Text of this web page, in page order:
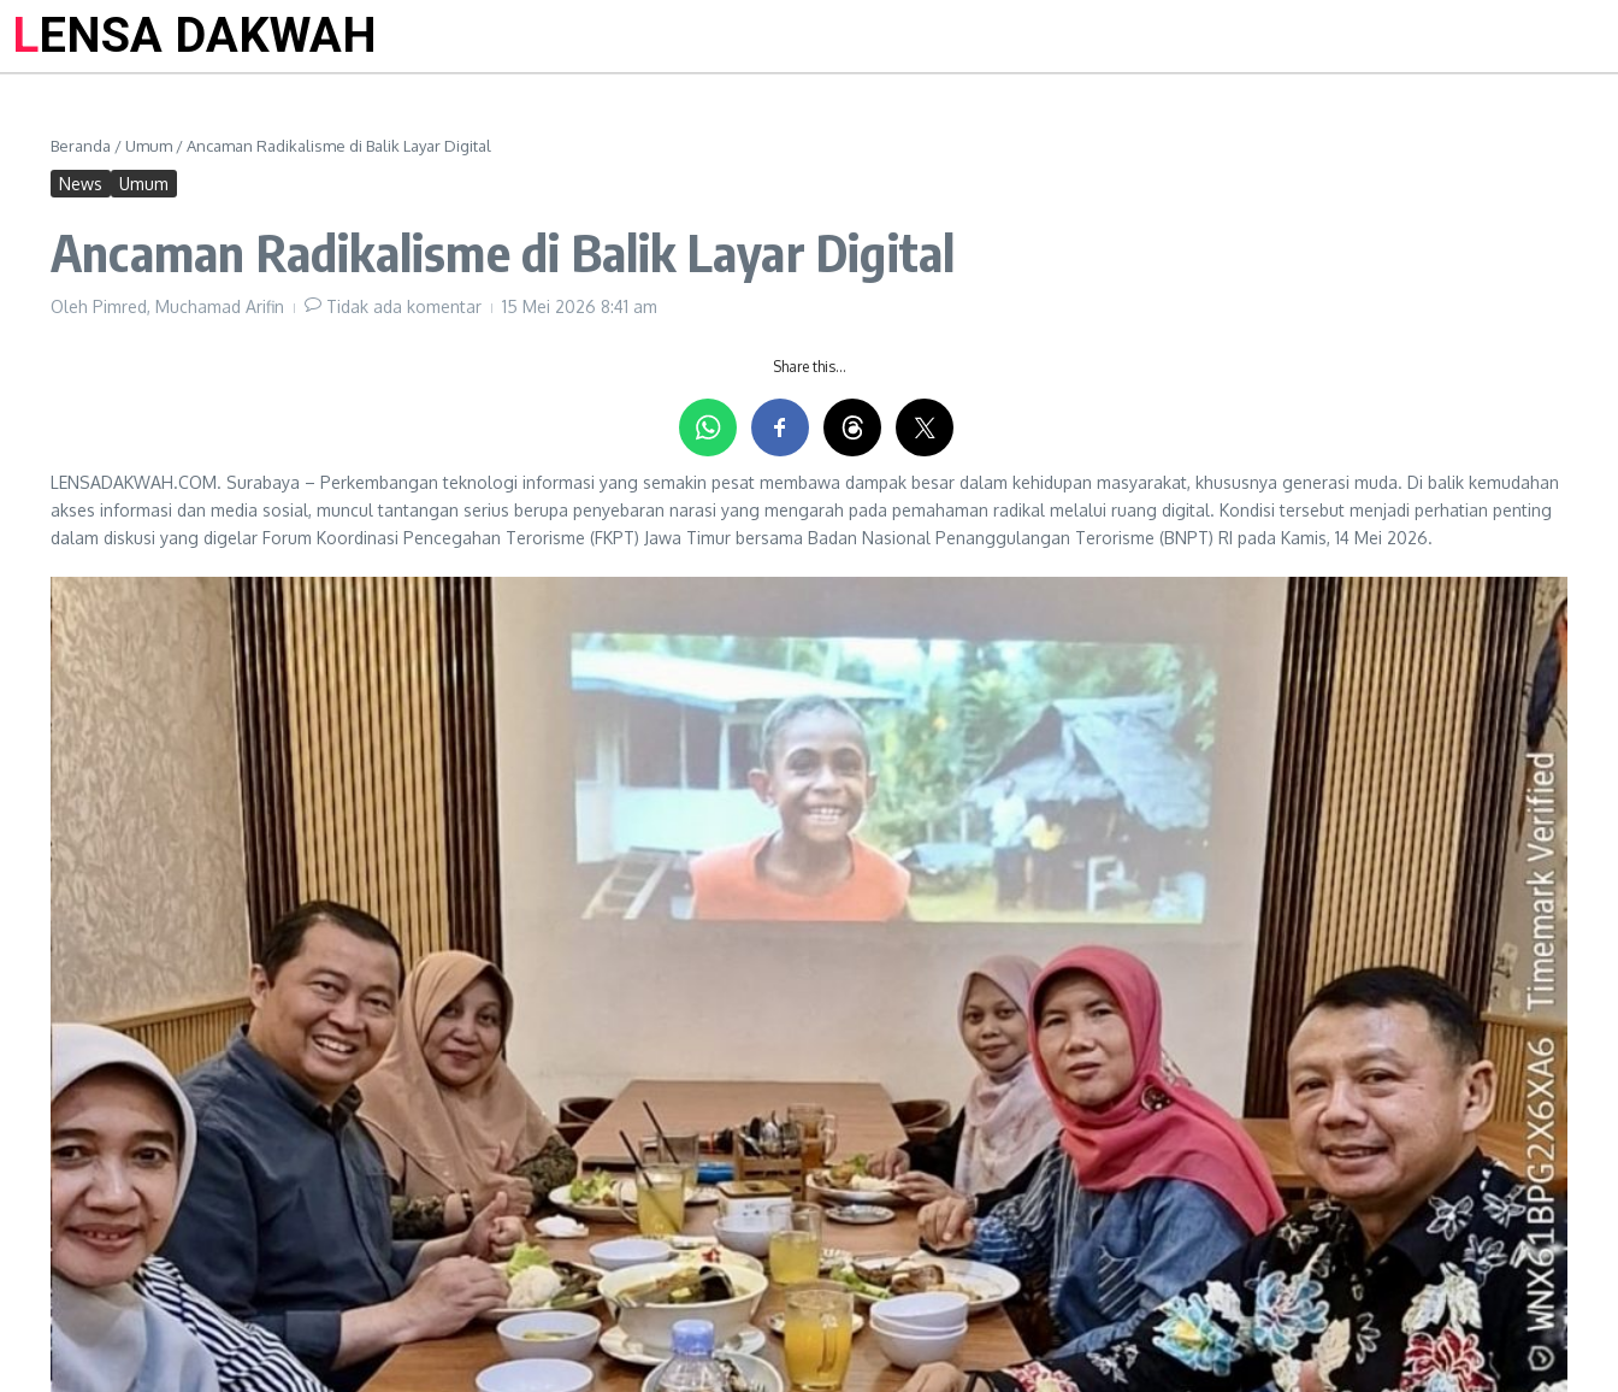
LENSA DAKWAH
Beranda / Umum /Ancaman Radikalisme di Balik Layar Digital
News Umum
Ancaman Radikalisme di Balik Layar Digital
Oleh Pimred, Muchamad Arifin Tidak ada komentar 15 Mei 2026 8:41 am
Share this…
LENSADAKWAH.COM. Surabaya – Perkembangan teknologi informasi yang semakin pesat membawa dampak besar dalam kehidupan masyarakat, khususnya generasi muda. Di balik kemudahan
akses informasi dan media sosial, muncul tantangan serius berupa penyebaran narasi yang mengarah pada pemahaman radikal melalui ruang digital. Kondisi tersebut menjadi perhatian penting
dalam diskusi yang digelar Forum Koordinasi Pencegahan Terorisme (FKPT) Jawa Timur bersama Badan Nasional Penanggulangan Terorisme (BNPT) RI pada Kamis, 14 Mei 2026.